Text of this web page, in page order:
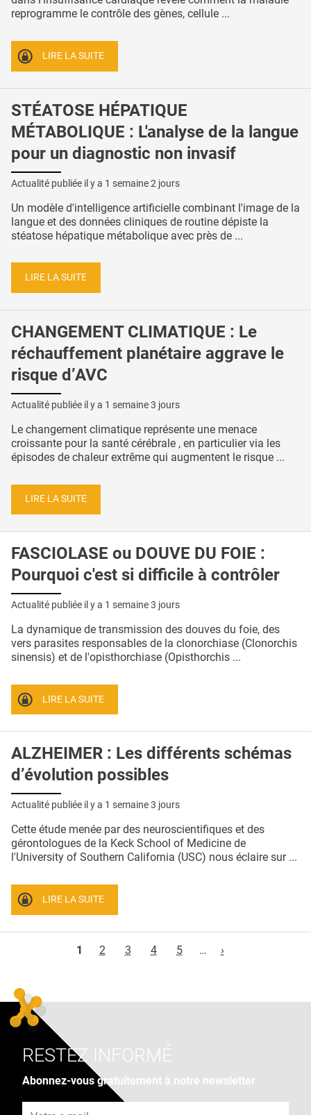
reprogramme le contrôle des gènes, cellule ...
LIRE LA SUITE
STÉATOSE HÉPATIQUE
MÉTABOLIQUE : L'analyse de la langue
pour un diagnostic non invasif
Actualité publiée il y a 1 semaine 2 jours
Un modèle d'intelligence artificielle combinant l'image de la
langue et des données cliniques de routine dépiste la
stéatose hépatique métabolique avec près de ...
LIRE LA SUITE
CHANGEMENT CLIMATIQUE : Le
réchauffement planétaire aggrave le
risque d’AVC
Actualité publiée il y a 1 semaine 3 jours
Le changement climatique représente une menace
croissante pour la santé cérébrale , en particulier via les
épisodes de chaleur extrême qui augmentent le risque ...
LIRE LA SUITE
FASCIOLASE ou DOUVE DU FOIE :
Pourquoi c'est si difficile à contrôler
Actualité publiée il y a 1 semaine 3 jours
La dynamique de transmission des douves du foie, des
vers parasites responsables de la clonorchiase (Clonorchis
sinensis) et de l'opisthorchiase (Opisthorchis ...
LIRE LA SUITE
ALZHEIMER : Les différents schémas
d’évolution possibles
Actualité publiée il y a 1 semaine 3 jours
Cette étude menée par des neuroscientifiques et des
gérontologues de la Keck School of Medicine de
l'University of Southern California (USC) nous éclaire sur ...
LIRE LA SUITE
1
2 3 4 5 … ›
RESTEZ INFORMÉ
Abonnez-vous gratuitement à notre newsletter